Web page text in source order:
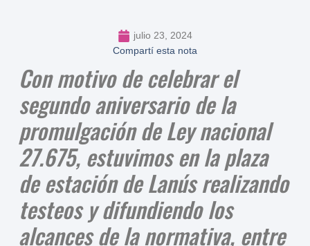
julio 23, 2024
Compartí esta nota
Con motivo de celebrar el
segundo aniversario de la
promulgación de Ley nacional
27.675, estuvimos en la plaza
de estación de Lanús realizando
testeos y difundiendo los
alcances de la normativa, entre